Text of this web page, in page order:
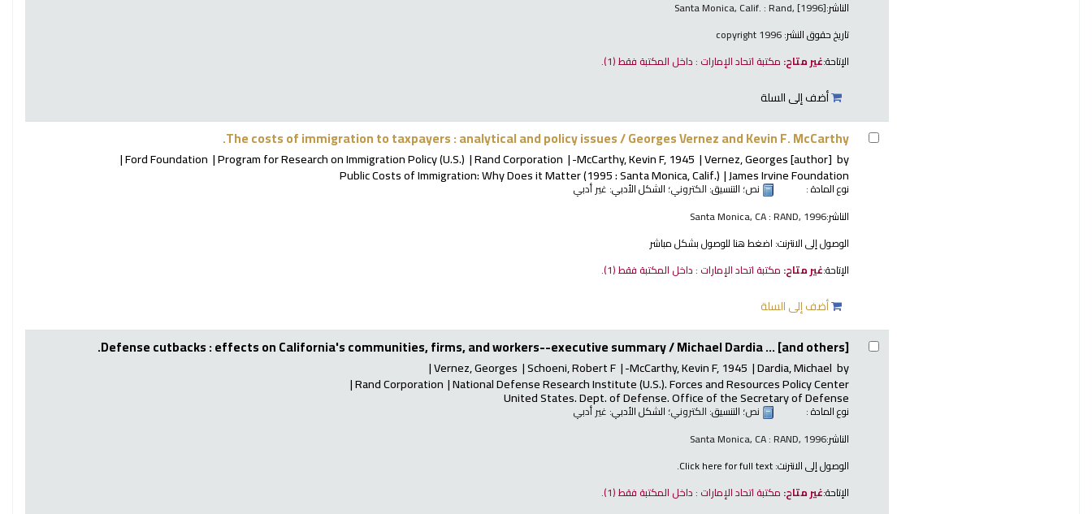
الناشر:Santa Monica, Calif. : Rand, [1996]
تاريخ حقوق النشر:
الإتاحة:غير متاح: مكتبة اتحاد الإمارات : داخل المكتبة فقط(1).
أضف إلى السلة
The costs of immigration to taxpayers : analytical and policy issues /Georges Vernez and Kevin F. McCarthy.
by
Vernez, Georges[author]
McCarthy, Kevin F, 1945-
Rand Corporation
Program for Research on Immigration Policy (U.S.)
Ford Foundation
James Irvine Foundation
Public Costs of Immigration: Why Does it Matter(1995 : Santa Monica, Calif.)
نوع المادة : نص؛ التنسيق: الكتروني؛ الشكل الأدبي: غير أدبي
الناشر:Santa Monica, CA : RAND, 1996
الوصول إلى الانترنت: اضغط هنا للوصول بشكل مباشر
الإتاحة:غير متاح: مكتبة اتحاد الإمارات : داخل المكتبة فقط(1).
أضف إلى السلة
Defense cutbacks : effects on California's communities, firms, and workers--executive summary /Michael Dardia ... [and others].
by
Dardia, Michael
McCarthy, Kevin F, 1945-
Schoeni, Robert F
Vernez, Georges
National Defense Research Institute (U.S.). Forces and Resources Policy Center
Rand Corporation
United States. Dept. of Defense. Office of the Secretary of Defense
نوع المادة : نص؛ التنسيق: الكتروني؛ الشكل الأدبي: غير أدبي
الناشر:Santa Monica, CA : RAND, 1996
الوصول إلى الانترنت:Click here for full text.
الإتاحة:غير متاح: مكتبة اتحاد الإمارات : داخل المكتبة فقط(1).